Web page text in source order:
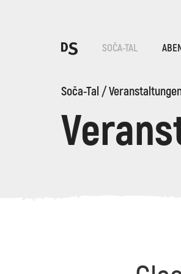
SOČA-TAL
Soča-Tal /
TOLMINER